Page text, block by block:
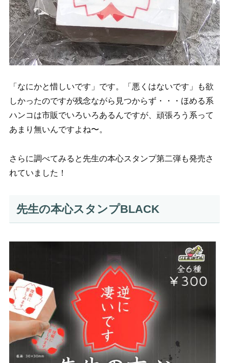
「なにかと惜しいです」です。「悪くはないです」も欲
しかったのですが残念ながら見つからず・・・ほめる系
ハンコは市販でいろいろあるんですが、頑張ろう系って
あまり無いんですよね〜。
さらに調べてみると先生の本心スタンプ第二弾も発売さ
れていました！
先生の本心スタンプBLACK